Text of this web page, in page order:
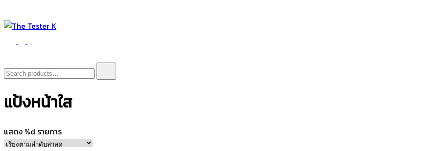
The Tester K
Korean cosmetics
Search
for:
แป้งหน้าใส
แสดง %d รายการ